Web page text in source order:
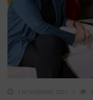
3 NOVIEMBRE, 2021